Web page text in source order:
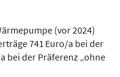
(vor 2024)
741 Euro/a bei der
bei der Präferenz „ohne